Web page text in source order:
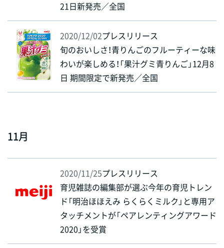
21日新発売／全国
2020/12/02プレスリリース
旬のおいしさ！青りんごのフルーティーな味
わいが楽しめる！「果汁グミ青りんご」12月8
日 期間限定で新発売／全国
11月
2020/11/25プレスリリース
育児雑誌の編集部が選ぶ今年の育児トレン
ド「明治ほほえみ らくらくミルク」と専用ア
タッチメントが「ペアレンティングアワード
2020」を受賞